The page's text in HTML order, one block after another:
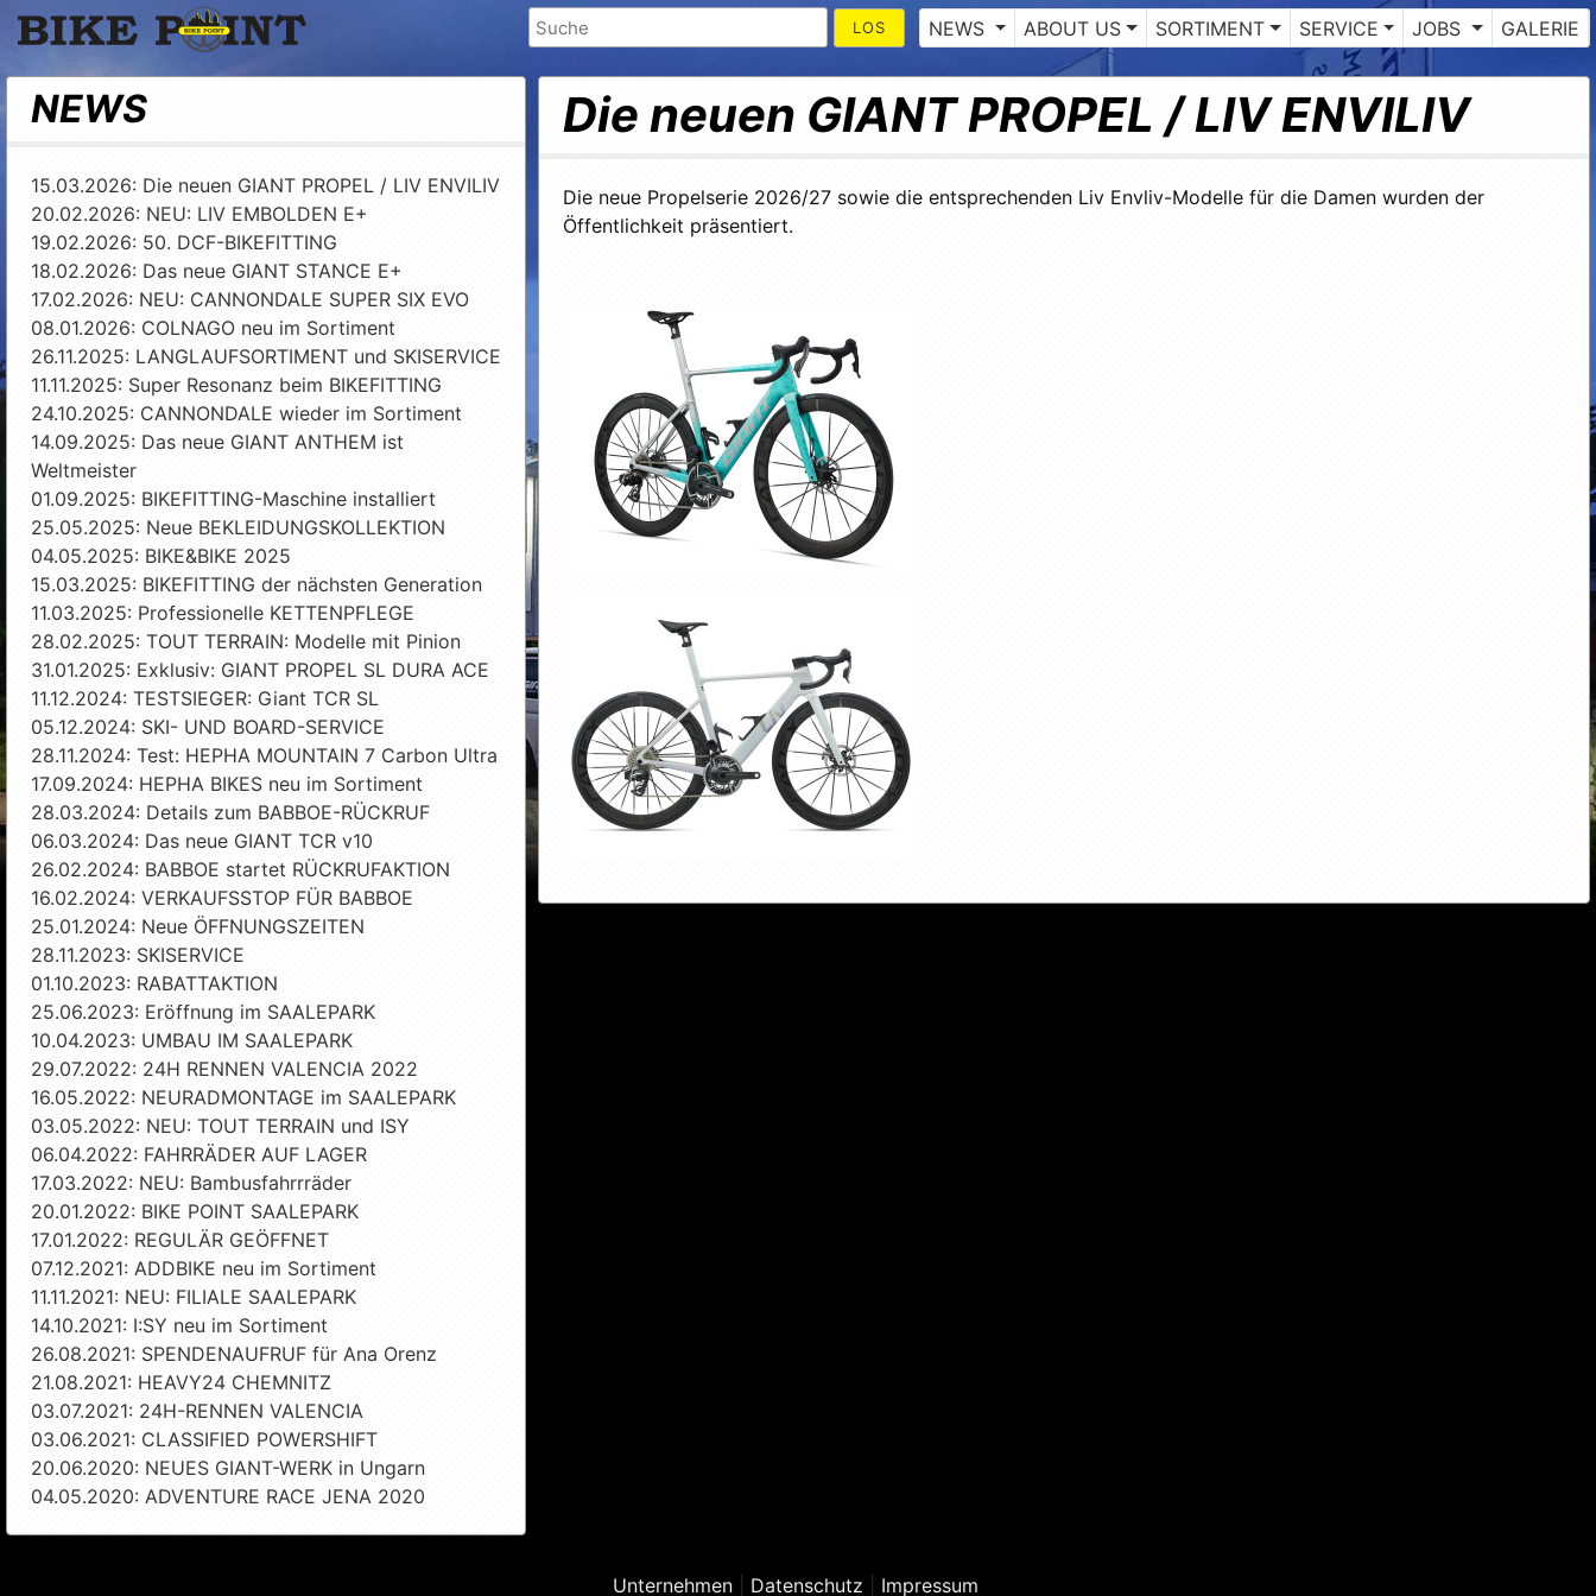
Bike Point NEWS ABOUT US SORTIMENT SERVICE JOBS GALERIE
NEWS
15.03.2026: Die neuen GIANT PROPEL / LIV ENVILIV
20.02.2026: NEU: LIV EMBOLDEN E+
19.02.2026: 50. DCF-BIKEFITTING
18.02.2026: Das neue GIANT STANCE E+
17.02.2026: NEU: CANNONDALE SUPER SIX EVO
08.01.2026: COLNAGO neu im Sortiment
26.11.2025: LANGLAUFSORTIMENT und SKISERVICE
11.11.2025: Super Resonanz beim BIKEFITTING
24.10.2025: CANNONDALE wieder im Sortiment
14.09.2025: Das neue GIANT ANTHEM ist
Weltmeister
01.09.2025: BIKEFITTING-Maschine installiert
25.05.2025: Neue BEKLEIDUNGSKOLLEKTION
04.05.2025: BIKE&BIKE 2025
15.03.2025: BIKEFITTING der nächsten Generation
11.03.2025: Professionelle KETTENPFLEGE
28.02.2025: TOUT TERRAIN: Modelle mit Pinion
31.01.2025: Exklusiv: GIANT PROPEL SL DURA ACE
11.12.2024: TESTSIEGER: Giant TCR SL
05.12.2024: SKI- UND BOARD-SERVICE
28.11.2024: Test: HEPHA MOUNTAIN 7 Carbon Ultra
17.09.2024: HEPHA BIKES neu im Sortiment
28.03.2024: Details zum BABBOE-RÜCKRUF
06.03.2024: Das neue GIANT TCR v10
26.02.2024: BABBOE startet RÜCKRUFAKTION
16.02.2024: VERKAUFSSTOP FÜR BABBOE
25.01.2024: Neue ÖFFNUNGSZEITEN
28.11.2023: SKISERVICE
01.10.2023: RABATTAKTION
25.06.2023: Eröffnung im SAALEPARK
10.04.2023: UMBAU IM SAALEPARK
29.07.2022: 24H RENNEN VALENCIA 2022
16.05.2022: NEURADMONTAGE im SAALEPARK
03.05.2022: NEU: TOUT TERRAIN und ISY
06.04.2022: FAHRRÄDER AUF LAGER
17.03.2022: NEU: Bambusfahrrräder
20.01.2022: BIKE POINT SAALEPARK
17.01.2022: REGULÄR GEÖFFNET
07.12.2021: ADDBIKE neu im Sortiment
11.11.2021: NEU: FILIALE SAALEPARK
14.10.2021: I:SY neu im Sortiment
26.08.2021: SPENDENAUFRUF für Ana Orenz
21.08.2021: HEAVY24 CHEMNITZ
03.07.2021: 24H-RENNEN VALENCIA
03.06.2021: CLASSIFIED POWERSHIFT
20.06.2020: NEUES GIANT-WERK in Ungarn
04.05.2020: ADVENTURE RACE JENA 2020
Die neuen GIANT PROPEL / LIV ENVILIV
Die neue Propelserie 2026/27 sowie die entsprechenden Liv Envliv-Modelle für die Damen wurden der
Öffentlichkeit präsentiert.
Unternehmen| Datenschutz Impressum